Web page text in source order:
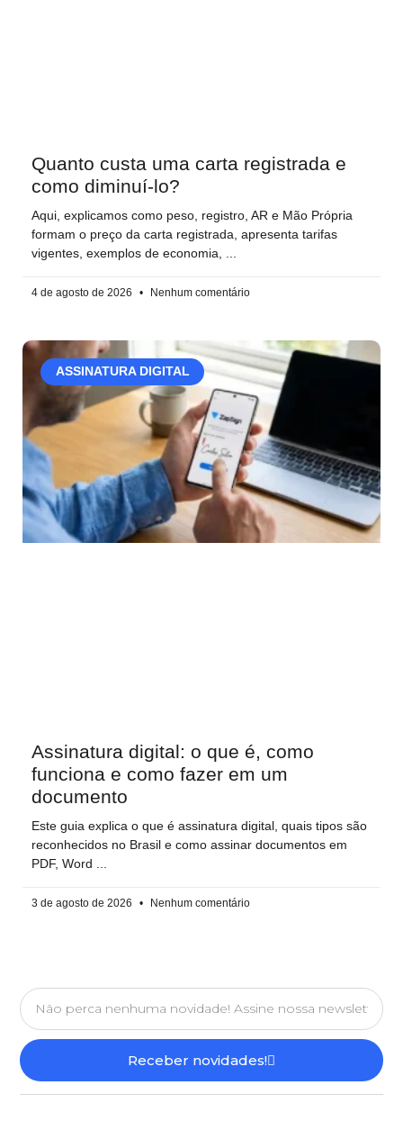
Quanto custa uma carta registrada e
como diminuí-lo?
Aqui, explicamos como peso, registro, AR e Mão Própria
formam o preço da carta registrada, apresenta tarifas
vigentes, exemplos de economia,
4 de agosto de 2026 Nenhum comentário
ASSINATURA DIGITAL
Assinatura digital: o que é, como
funciona e como fazer em um
documento
Este guia explica o que é assinatura digital, quais tipos são
reconhecidos no Brasil e como assinar documentos em
PDF, Word
3 de agosto de 2026 Nenhum comentário
Receber novidades!